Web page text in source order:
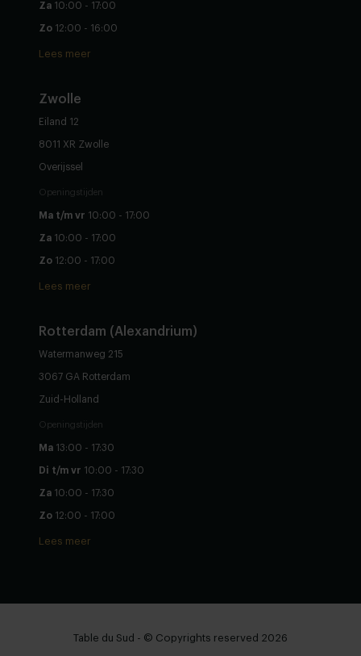
Za 10:00 - 17:00
Zo 12:00 - 16:00
Lees meer
Zwolle
Eiland 12
8011 XR Zwolle
Overijssel
Openingstijden
Ma t/m vr 10:00 - 17:00
Za 10:00 - 17:00
Zo 12:00 - 17:00
Lees meer
Rotterdam (Alexandrium)
Watermanweg 215
3067 GA Rotterdam
Zuid-Holland
Openingstijden
Ma 13:00 - 17:30
Di t/m vr 10:00 - 17:30
Za 10:00 - 17:30
Zo 12:00 - 17:00
Lees meer
Table du Sud - © Copyrights reserved 2026